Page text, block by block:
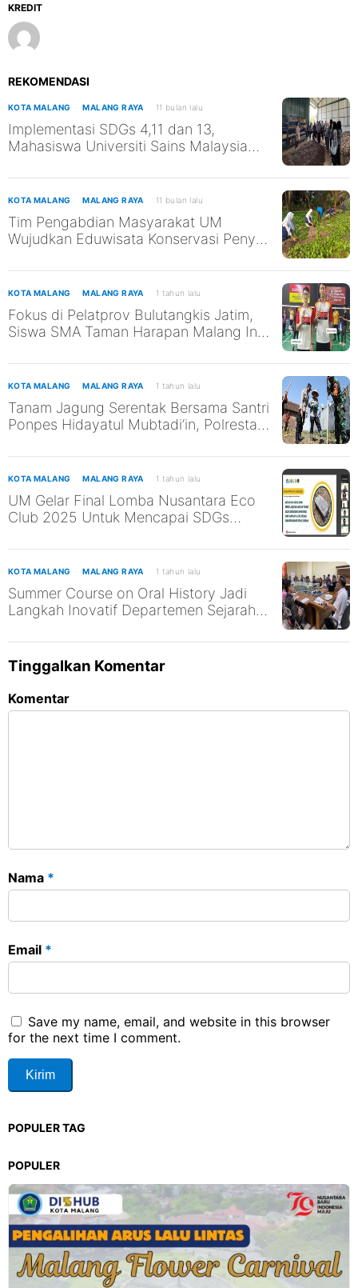
KREDIT
REKOMENDASI
KOTA MALANG MALANG RAYA 11 bulan lalu
Implementasi SDGs 4,11 dan 13,
Mahasiswa Universiti Sains Malaysia
KOTA MALANG MALANG RAYA 11 bulan lalu
Tim Pengabdian Masyarakat UM
Wujudkan Eduwisata Konservasi Penyu
SDGs ke-13 dan ke-14
KOTA MALANG MALANG RAYA 1 tahun lalu
Fokus di Pelatprov Bulutangkis Jatim,
Siswa SMA Taman Harapan Malang Ini
KOTA MALANG MALANG RAYA 1 tahun lalu
Tanam Jagung Serentak Bersama Santri
Ponpes Hidayatul Mubtadi’in, Polresta
Pangan Nasional
KOTA MALANG MALANG RAYA 1 tahun lalu
UM Gelar Final Lomba Nusantara Eco
Club 2025 Untuk Mencapai SDGs
KOTA MALANG MALANG RAYA 1 tahun lalu
Summer Course on Oral History Jadi
Langkah Inovatif Departemen Sejarah
Tinggalkan Komentar
Komentar
Nama *
Email *
Save my name, email, and website in this browser
for the next time I comment.
POPULER TAG
POPULER